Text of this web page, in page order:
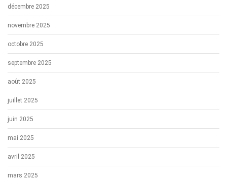
décembre 2025
novembre 2025
octobre 2025
septembre 2025
août 2025
juillet 2025
juin 2025
mai 2025
avril 2025
mars 2025